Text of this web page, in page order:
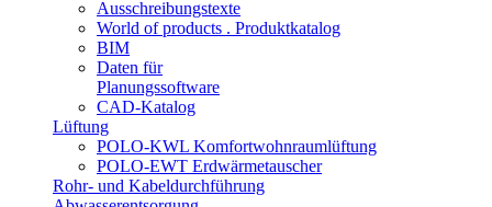
Ausschreibungstexte
World of products . Produktkatalog
BIM
Daten für
Planungssoftware
CAD-Katalog
Lüftung
POLO-KWL Komfortwohnraumlüftung
POLO-EWT Erdwärmetauscher
Rohr- und Kabeldurchführung